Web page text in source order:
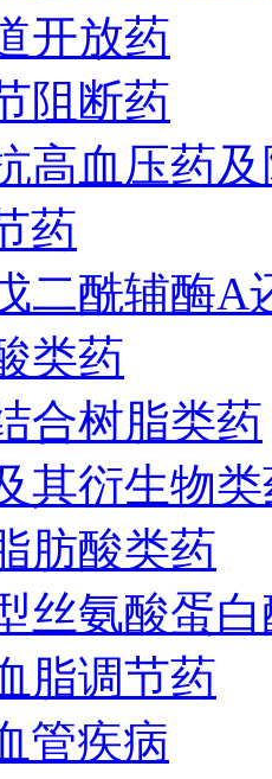
开放药
阻断药
高血压药
药
二酰辅酶A
类药
合树脂类药
其衍生物
肪酸类药
丝氨酸蛋
脂调节药
管疾病